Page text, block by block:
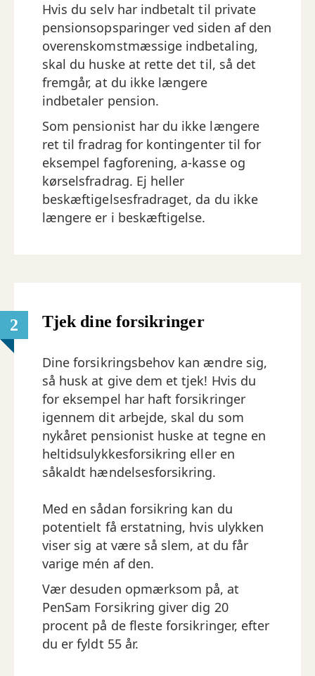
Hvis du selv har indbetalt til private
pensionsopsparinger ved siden af den
overenskomstmæssige indbetaling,
skal du huske at rette det til, så det
fremgår, at du ikke længere
indbetaler pension.
Som pensionist har du ikke længere
ret til fradrag for kontingenter til for
eksempel fagforening, a-kasse og
kørselsfradrag. Ej heller
beskæftigelsesfradraget, da du ikke
længere er i beskæftigelse.
2 Tjek dine forsikringer
Dine forsikringsbehov kan ændre sig,
så husk at give dem et tjek! Hvis du
for eksempel har haft forsikringer
igennem dit arbejde, skal du som
nykåret pensionist huske at tegne en
heltidsulykkesforsikring eller en
såkaldt hændelsesforsikring.
Med en sådan forsikring kan du
potentielt få erstatning, hvis ulykken
viser sig at være så slem, at du får
varige mén af den.
Vær desuden opmærksom på, at
PenSam Forsikring giver dig 20
procent på de fleste forsikringer, efter
du er fyldt 55 år.